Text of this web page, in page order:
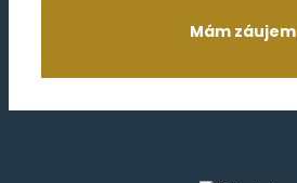
Mám záujem